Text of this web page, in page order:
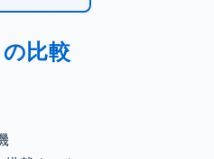
比較